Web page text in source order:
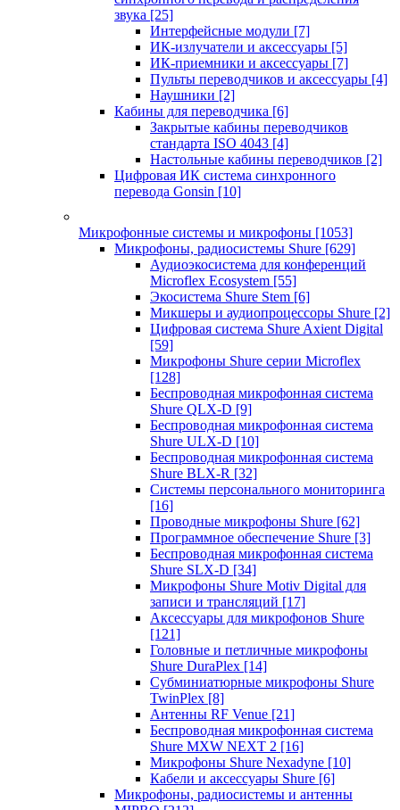
звука [25]
Интерфейсные модули [7]
ИК-излучатели и аксессуары [5]
ИК-приемники и аксессуары [7]
Пульты переводчиков и аксессуары [4]
Наушники [2]
Кабины для переводчика [6]
Закрытые кабины переводчиков
стандарта ISO 4043 [4]
Настольные кабины переводчиков [2]
Цифровая ИК система синхронного
перевода Gonsin [10]
Микрофонные системы и микрофоны [1053]
Микрофоны, радиосистемы Shure [629]
Аудиоэкосистема для конференций
Microflex Ecosystem [55]
Экосистема Shure Stem [6]
Микшеры и аудиопроцессоры Shure [2]
Цифровая система Shure Axient Digital
[59]
Микрофоны Shure серии Microflex
[128]
Беспроводная микрофонная система
Shure QLX-D [9]
Беспроводная микрофонная система
Shure ULX-D [10]
Беспроводная микрофонная система
Shure BLX-R [32]
Системы персонального мониторинга
[16]
Проводные микрофоны Shure [62]
Программное обеспечение Shure [3]
Беспроводная микрофонная система
Shure SLX-D [34]
Микрофоны Shure Motiv Digital для
записи и трансляций [17]
Аксессуары для микрофонов Shure
[121]
Головные и петличные микрофоны
Shure DuraPlex [14]
Субминиатюрные микрофоны Shure
TwinPlex [8]
Антенны RF Venue [21]
Беспроводная микрофонная система
Shure MXW NEXT 2 [16]
Микрофоны Shure Nexadyne [10]
Кабели и аксессуары Shure [6]
Микрофоны, радиосистемы и антенны